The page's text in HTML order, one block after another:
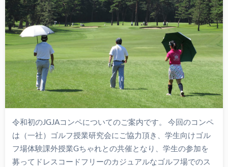
令和初のJGJAコンペについてのご案内です。 今回のコンペ
は（一社）ゴルフ授業研究会にご協力頂き、学生向けゴル
フ場体験課外授業Gちゃれとの共催となり、学生の参加を
募ってドレスコードフリーのカジュアルなゴルフ場でのス